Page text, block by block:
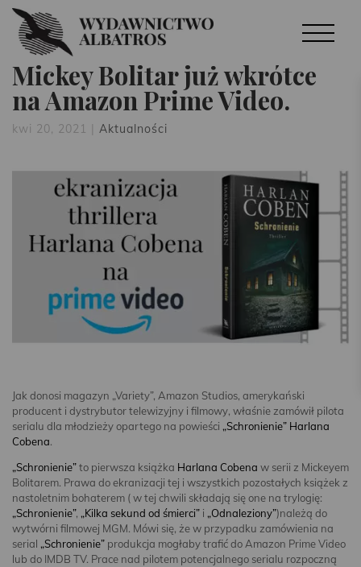
Mickey Bolitar już wkrótce
na Amazon Prime Video.
kwi 20, 2021 | Aktualności
Jak donosi magazyn „Variety”, Amazon Studios, amerykański
producent i dystrybutor telewizyjny i filmowy, właśnie zamówił pilota
serialu dla młodzieży opartego na powieści „Schronienie” Harlana
Cobena.
„Schronienie”to pierwsza książka Harlana Cobena w serii z Mickeyem
Bolitarem. Prawa do ekranizacji tej i wszystkich pozostałych książek z
nastoletnim bohaterem ( w tej chwili składają się one na trylogię:
„Schronienie”, „Kilka sekund od śmierci” i „Odnaleziony”)należą do
wytwórni filmowej MGM. Mówi się, że w przypadku zamówienia na
serial „Schronienie” produkcja mogłaby trafić do Amazon Prime Video
lub do IMDB TV. Prace nad pilotem potencjalnego serialu rozpoczną